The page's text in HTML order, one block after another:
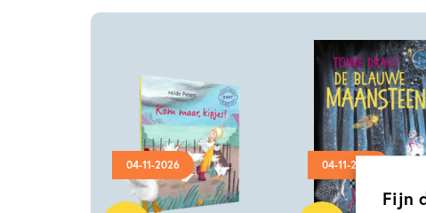
Fijn
04-11-2026
Hardcover
04-11-2026
Hardcover